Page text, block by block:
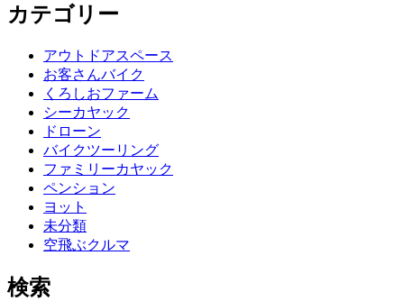
カテゴリー
アウトドアスペース
お客さんバイク
くろしおファーム
シーカヤック
ドローン
バイクツーリング
ファミリーカヤック
ペンション
ヨット
未分類
空飛ぶクルマ
検索